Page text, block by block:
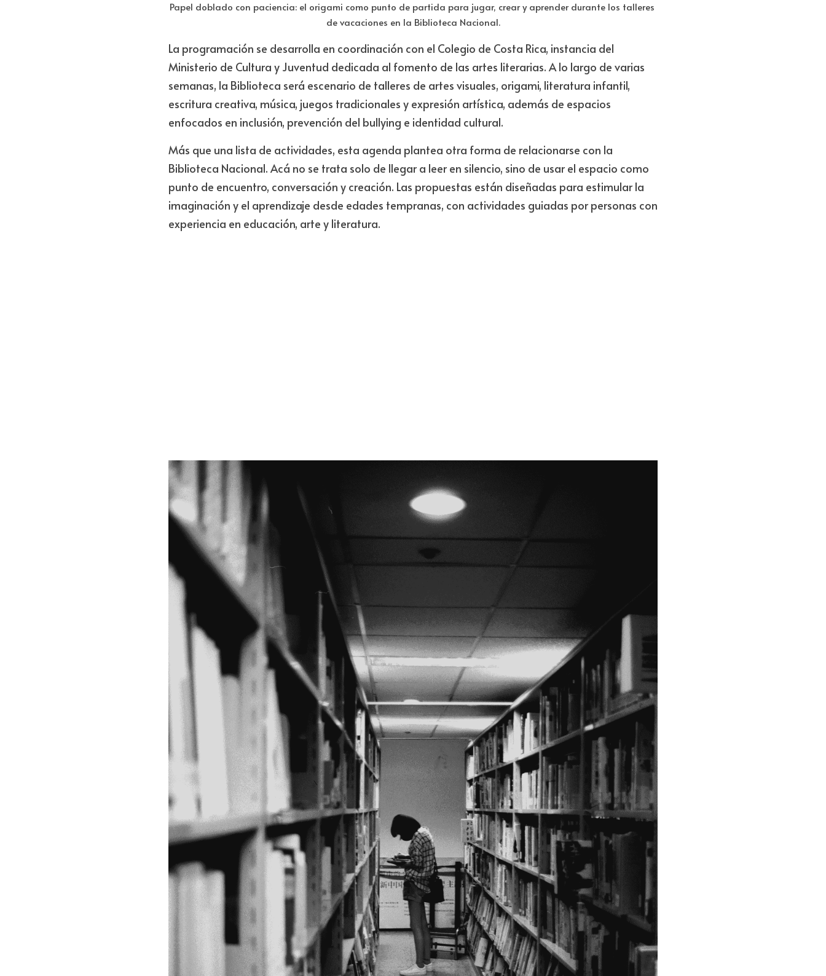
Papel doblado con paciencia: el origami como punto de partida para jugar, crear y aprender durante los talleres
de vacaciones en la Biblioteca Nacional.
La programación se desarrolla en coordinación con el Colegio de Costa Rica, instancia del
Ministerio de Cultura y Juventud dedicada al fomento de las artes literarias. A lo largo de varias
semanas, la Biblioteca será escenario de talleres de artes visuales, origami, literatura infantil,
escritura creativa, música, juegos tradicionales y expresión artística, además de espacios
enfocados en inclusión, prevención del bullying e identidad cultural.
Más que una lista de actividades, esta agenda plantea otra forma de relacionarse con la
Biblioteca Nacional. Acá no se trata solo de llegar a leer en silencio, sino de usar el espacio como
punto de encuentro, conversación y creación. Las propuestas están diseñadas para estimular la
imaginación y el aprendizaje desde edades tempranas, con actividades guiadas por personas con
experiencia en educación, arte y literatura.